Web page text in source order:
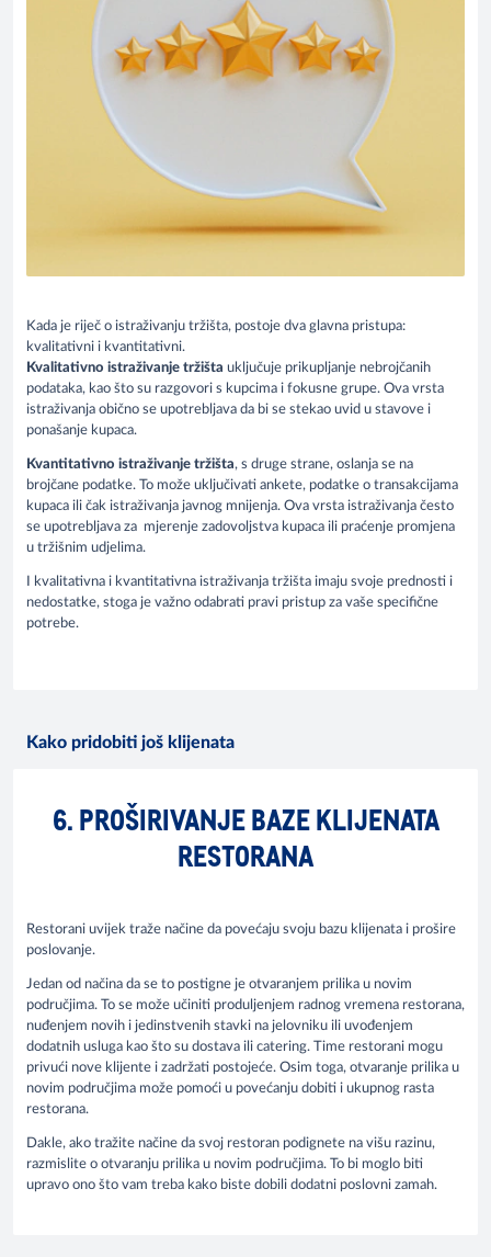
Kada je riječ o istraživanju tržišta, postoje dva glavna pristupa:
kvalitativni i kvantitativni.
Kvalitativno istraživanje tržišta uključuje prikupljanje nebrojčanih
podataka, kao što su razgovori s kupcima i fokusne grupe. Ova vrsta
istraživanja obično se upotrebljava da bi se stekao uvid u stavove i
ponašanje kupaca.
Kvantitativno istraživanje tržišta, s druge strane, oslanja se na
brojčane podatke. To može uključivati ankete, podatke o transakcijama
kupaca ili čak istraživanja javnog mnijenja. Ova vrsta istraživanja često
se upotrebljava za mjerenje zadovoljstva kupaca ili praćenje promjena
u tržišnim udjelima.
I kvalitativna i kvantitativna istraživanja tržišta imaju svoje prednosti i
nedostatke, stoga je važno odabrati pravi pristup za vaše specifične
potrebe.
Kako pridobiti još klijenata
6. PROŠIRIVANJE BAZE KLIJENATA
RESTORANA
Restorani uvijek traže načine da povećaju svoju bazu klijenata i prošire
poslovanje.
Jedan od načina da se to postigne je otvaranjem prilika u novim
područjima. To se može učiniti produljenjem radnog vremena restorana,
nuđenjem novih i jedinstvenih stavki na jelovniku ili uvođenjem
dodatnih usluga kao što su dostava ili catering. Time restorani mogu
privući nove klijente i zadržati postojeće. Osim toga, otvaranje prilika u
novim područjima može pomoći u povećanju dobiti i ukupnog rasta
restorana.
Dakle, ako tražite načine da svoj restoran podignete na višu razinu,
razmislite o otvaranju prilika u novim područjima. To bi moglo biti
upravo ono što vam treba kako biste dobili dodatni poslovni zamah.